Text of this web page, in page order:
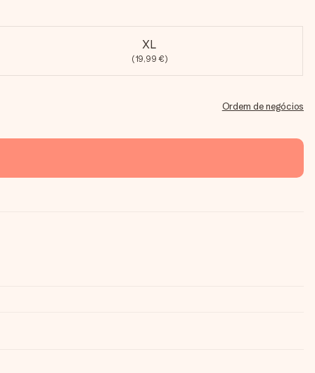
XL
(19,99 €)
Ordem de negócios